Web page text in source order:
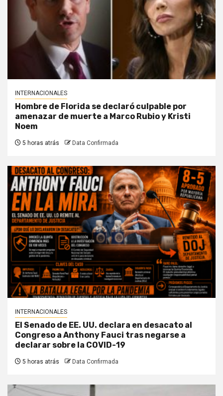
INTERNACIONALES
Hombre de Florida se declaró culpable por
amenazar de muerte a Marco Rubio y Kristi
Noem
5 horas atrás Data Confirmada
INTERNACIONALES
El Senado de EE. UU. declara en desacato al
Congreso a Anthony Fauci tras negarse a
declarar sobre la COVID-19
5 horas atrás Data Confirmada